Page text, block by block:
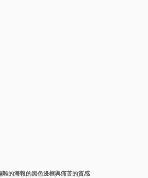
離的海報的黑色邊框與痛苦的質感